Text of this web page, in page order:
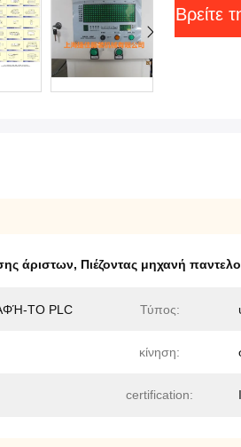
Βρείτε
άριστων, Πιέζοντας μηχανή
ΤΟ PLC Τύπος:
κίνηση:
certification: